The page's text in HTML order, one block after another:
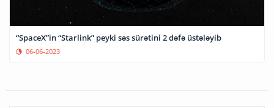
“SpaceX”in “Starlink” peyki səs sürətini 2 dəfə üstələyib
06-06-2023